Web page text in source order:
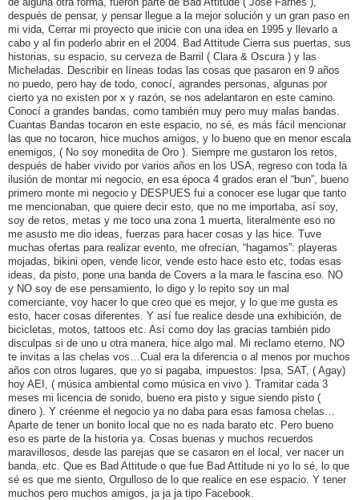
después de pensar, y pensar llegue a la mejor solución y un gran paso en
mi vida, Cerrar mi proyecto que inicie con una idea en 1995 y llevarlo a
cabo y al fin poderlo abrir en el 2004. Bad Attitude Cierra sus puertas, sus
historias, su espacio, su cerveza de Barril ( Clara & Oscura ) y las
Micheladas. Describir en líneas todas las cosas que pasaron en 9 años
no puedo, pero hay de todo, conocí, agrandes personas, algunas por
cierto ya no existen por x y razón, se nos adelantaron en este camino.
Conocí a grandes bandas, como también muy pero muy malas bandas.
Cuantas Bandas tocaron en este espacio, no sé, es más fácil mencionar
las que no tocaron, hice muchos amigos, y lo bueno que en menor escala
enemigos, ( No soy monedita de Oro ). Siempre me gustaron los retos,
después de haber vivido por varios años en los USA, regreso con toda la
ilusión de montar mi negocio, en esa época 4 grados eran el “bun”, bueno
primero monte mi negocio y DESPUES fui a conocer ese lugar que tanto
me mencionaban, que quiere decir esto, que no me importaba, así soy,
soy de retos, metas y me toco una zona 1 muerta, literalmente eso no
me asusto me dio ideas, fuerzas para hacer cosas y las hice. Tuve
muchas ofertas para realizar evento, me ofrecían, “hagamos”: playeras
mojadas, bikini open, vende licor, vende esto hace esto etc, todas esas
ideas, da pisto, pone una banda de Covers a la mara le fascina eso. NO
y NO soy de ese pensamiento, lo digo y lo repito soy un mal
comerciante, voy hacer lo que creo que es mejor, y lo que me gusta es
esto, hacer cosas diferentes. Y así fue realice desde una exhibición, de
bicicletas, motos, tattoos etc. Así como doy las gracias también pido
disculpas si de uno u otra manera, hice algo mal. Mi reclamo eterno, NO
te invitas a las chelas vos…Cual era la diferencia o al menos por muchos
años con otros lugares, que yo si pagaba, impuestos: Ipsa, SAT, ( Agay)
hoy AEI, ( música ambiental como música en vivo ). Tramitar cada 3
meses mi licencia de sonido, bueno era pisto y sigue siendo pisto (
dinero ). Y créenme el negocio ya no daba para esas famosa chelas…
Aparte de tener un bonito local que no es nada barato etc. Pero bueno
eso es parte de la historia ya. Cosas buenas y muchos recuerdos
maravillosos, desde las parejas que se casaron en el local, ver nacer un
banda, etc. Que es Bad Attitude o que fue Bad Attitude ni yo lo sé, lo que
sé es que me siento, Orgulloso de lo que realice en ese espacio. Y tener
muchos pero muchos amigos, ja ja ja tipo Facebook.